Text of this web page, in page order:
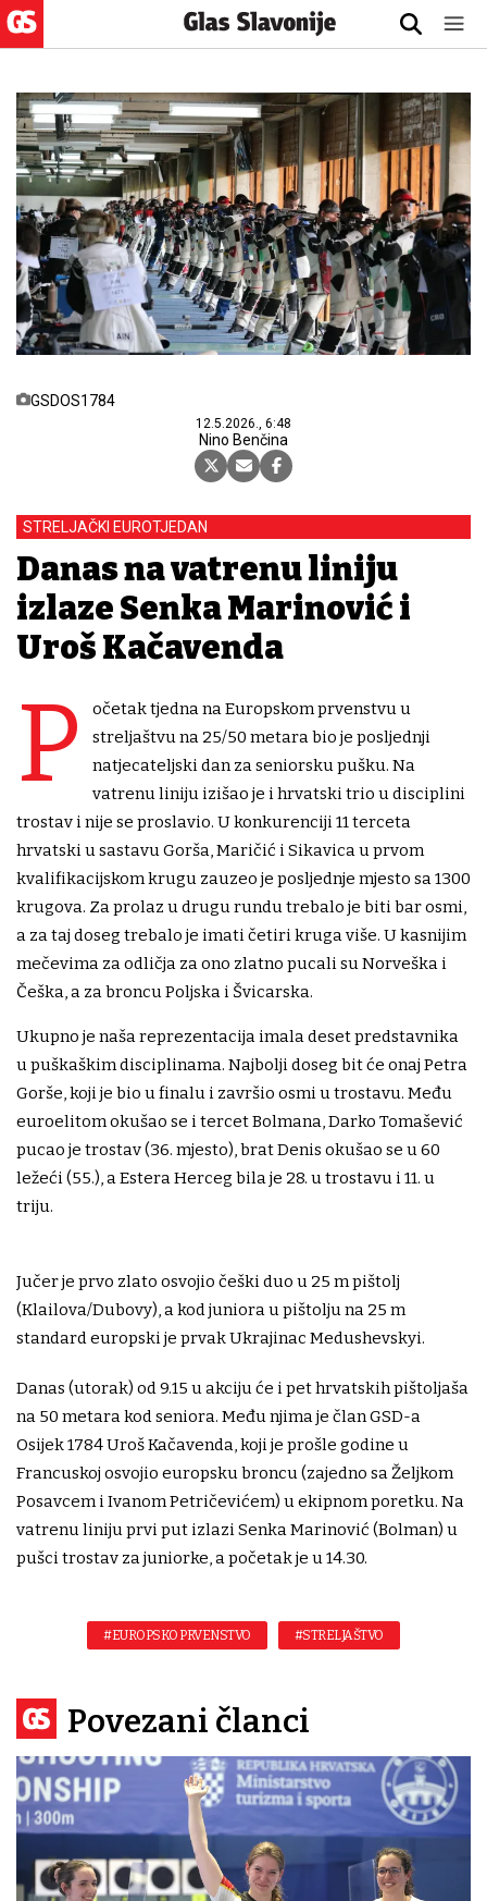
GSDOS1784
12.5.2026., 6:48
Nino Benčina
STRELJAČKI EUROTJEDAN
Danas na vatrenu liniju
izlaze Senka Marinović i
Uroš Kačavenda
P
očetak tjedna na Europskom prvenstvu u
streljaštvu na 25/50 metara bio je posljednji
natjecateljski dan za seniorsku pušku. Na
vatrenu liniju izišao je i hrvatski trio u disciplini
trostav i nije se proslavio. U konkurenciji 11 terceta
hrvatski u sastavu Gorša, Maričić i Sikavica u prvom
kvalifikacijskom krugu zauzeo je posljednje mjesto sa 1300
krugova. Za prolaz u drugu rundu trebalo je biti bar osmi,
a za taj doseg trebalo je imati četiri kruga više. U kasnijim
mečevima za odličja za ono zlatno pucali su Norveška i
Češka, a za broncu Poljska i Švicarska.
Ukupno je naša reprezentacija imala deset predstavnika
u puškaškim disciplinama. Najbolji doseg bit će onaj Petra
Gorše, koji je bio u finalu i završio osmi u trostavu. Među
euroelitom okušao se i tercet Bolmana, Darko Tomašević
pucao je trostav (36. mjesto), brat Denis okušao se u 60
ležeći (55.), a Estera Herceg bila je 28. u trostavu i 11. u
triju.
Jučer je prvo zlato osvojio češki duo u 25 m pištolj
(Klailova/Dubovy), a kod juniora u pištolju na 25 m
standard europski je prvak Ukrajinac Medushevskyi.
Danas (utorak) od 9.15 u akciju će i pet hrvatskih pištoljaša
na 50 metara kod seniora. Među njima je član GSD-a
Osijek 1784 Uroš Kačavenda, koji je prošle godine u
Francuskoj osvojio europsku broncu (zajedno sa Željkom
Posavcem i Ivanom Petričevićem) u ekipnom poretku. Na
vatrenu liniju prvi put izlazi Senka Marinović (Bolman) u
pušci trostav za juniorke, a početak je u 14.30.
#EUROPSKO PRVENSTVO #STRELJAŠTVO
Povezani članci